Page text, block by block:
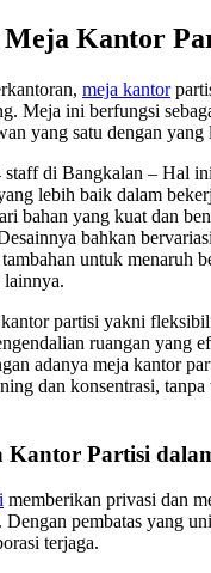
Meja Kantor
meja kantor
Meja ini berfungsi
yang satu dengan yang
staff di Bangkalan – Hal
lebih baik dalam
bahan yang kuat dan
bahkan
untuk menaruh
lainnya.
partisi yakni
ruangan yang
adanya meja kantor
dan konsentrasi, tanpa
Kantor Partisi
memberikan privasi dan
Dengan pembatas yang
terjaga.